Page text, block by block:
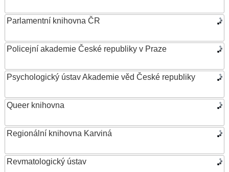
Parlamentní knihovna ČR
Policejní akademie České republiky v Praze
Psychologický ústav Akademie věd České republiky
Queer knihovna
Regionální knihovna Karviná
Revmatologický ústav